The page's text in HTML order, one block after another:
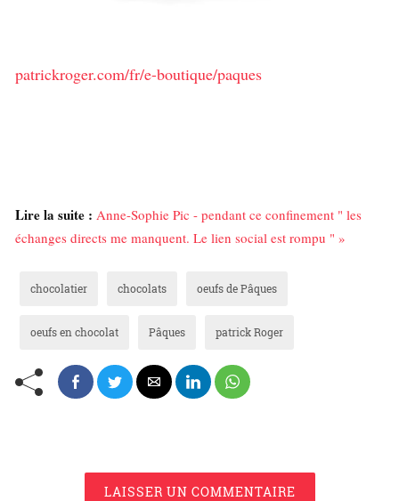
patrickroger.com/fr/e-boutique/paques
Lire la suite : Anne-Sophie Pic - pendant ce confinement " les
échanges directs me manquent. Le lien social est rompu " »
chocolatier chocolats oeufs de Pâques
oeufs en chocolat Pâques patrick Roger
LAISSER UN COMMENTAIRE